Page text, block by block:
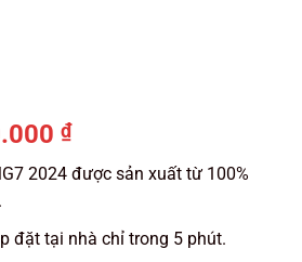
₫.
₫Giá
hiện
tại
400.000 ₫.
2024 được sản xuất từ 100%
đặt tại nhà chỉ trong 5 phút.